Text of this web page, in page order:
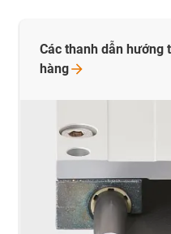
Các thanh dẫn hướng
hàng